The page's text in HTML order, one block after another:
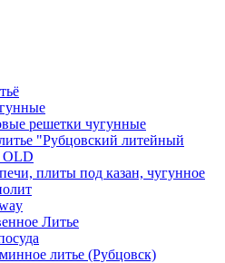
решетки чугунные
"Рубцовский литейный
OLD
плиты под казан, чугунное
Литье
литье (Рубцовск)